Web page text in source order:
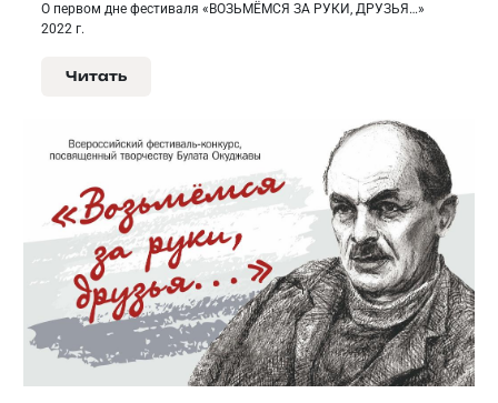
О первом дне фестиваля «ВОЗЬМЁМСЯ ЗА РУКИ, ДРУЗЬЯ…»
2022 г.
Читать